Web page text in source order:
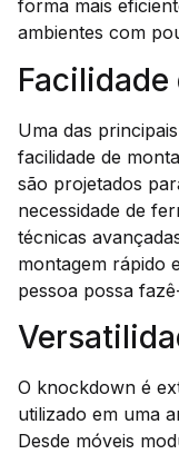
forma mais
ambientes com
Facilidade
Uma das
facilidade de
são projetados
necessidade de
técnicas
montagem rápido
pessoa possa
O knockdown é
utilizado em uma
Desde móveis